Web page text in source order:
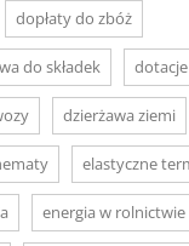
dopłaty do zbóż
do składek dotacje
dzierżawa ziemi
elastyczne
energia w rolnictwie